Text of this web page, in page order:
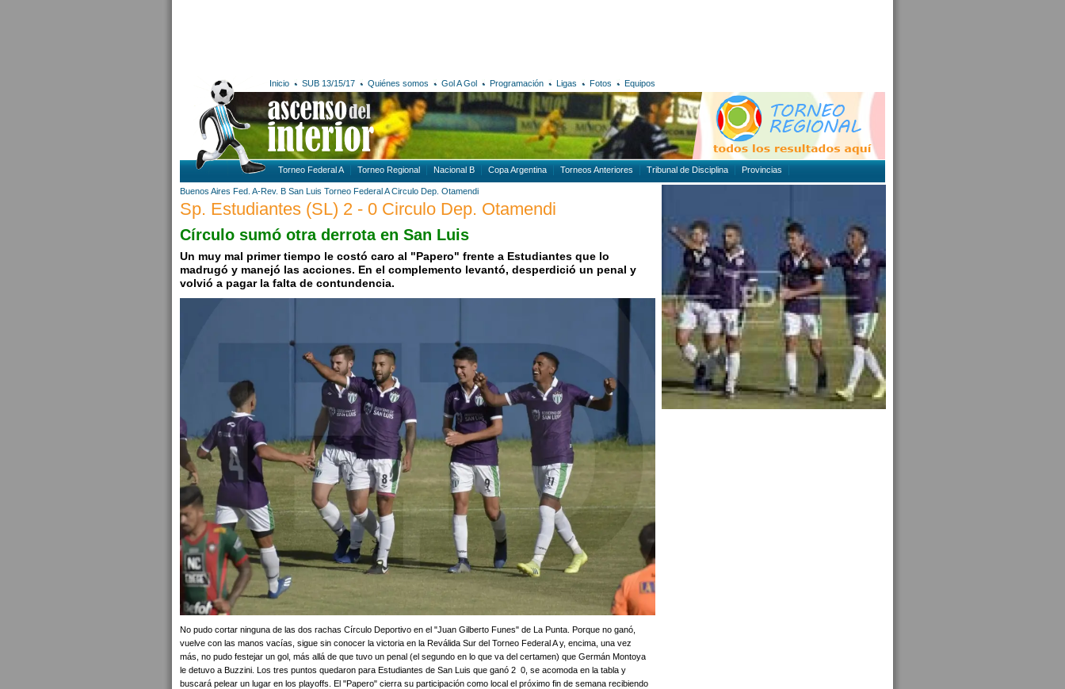
Inicio SUB 13/15/17 Quiénes somos Gol A Gol Programación Ligas Fotos Equipos
Torneo Federal A Torneo Regional Nacional B Copa Argentina Torneos Anteriores Tribunal de Disciplina Provincias
Buenos Aires Fed. A-Rev. B San Luis Torneo Federal A Circulo Dep. Otamendi
Sp. Estudiantes (SL) 2 - 0 Circulo Dep. Otamendi
Círculo sumó otra derrota en San Luis
Un muy mal primer tiempo le costó caro al "Papero" frente a Estudiantes que lo
madrugó y manejó las acciones. En el complemento levantó, desperdició un penal y
volvió a pagar la falta de contundencia.
No pudo cortar ninguna de las dos rachas Círculo Deportivo en el "Juan Gilberto Funes" de La Punta. Porque no ganó,
vuelve con las manos vacías, sigue sin conocer la victoria en la Reválida Sur del Torneo Federal A y, encima, una vez
más, no pudo festejar un gol, más allá de que tuvo un penal (el segundo en lo que va del certamen) que Germán Montoya
le detuvo a Buzzini. Los tres puntos quedaron para Estudiantes de San Luis que ganó 2 0, se acomoda en la tabla y
buscará pelear un lugar en los playoffs. El "Papero" cierra su participación como local el próximo fin de semana recibiendo